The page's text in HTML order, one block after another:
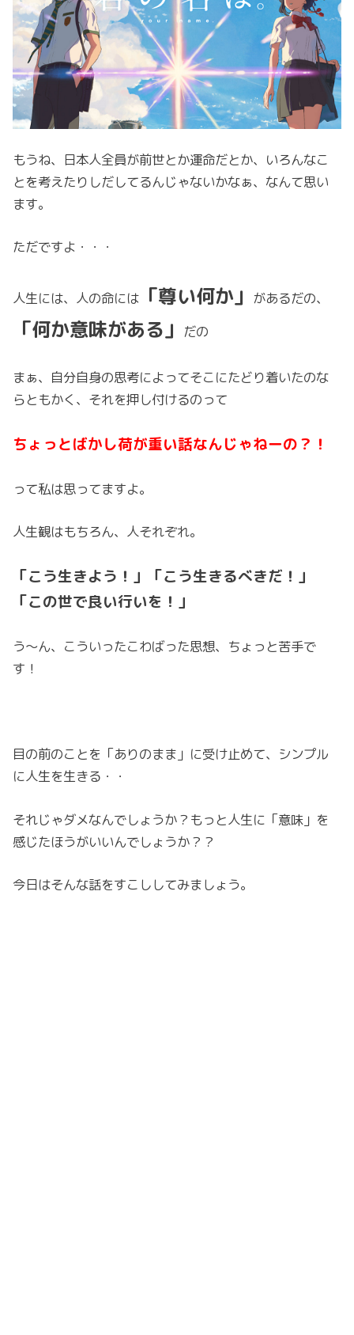
もうね、日本人全員が前世とか運命だとか、いろんなこ
とを考えたりしだしてるんじゃないかなぁ、なんて思い
ます。
ただですよ・・・
人生には、人の命には 「尊い何か」 があるだの、
「何か意味がある」 だの
まぁ、自分自身の思考によってそこにたどり着いたのな
らともかく、それを押し付けるのって
ちょっとばかし荷が重い話なんじゃねーの？！
って私は思ってますよ。
人生観はもちろん、人それぞれ。
「こう生きよう！」「こう生きるべきだ！」
「この世で良い行いを！」
う～ん、こういったこわばった思想、ちょっと苦手で
す！
目の前のことを「ありのまま」に受け止めて、シンプル
に人生を生きる・・
それじゃダメなんでしょうか？もっと人生に「意味」を
感じたほうがいいんでしょうか？？
今日はそんな話をすこししてみましょう。